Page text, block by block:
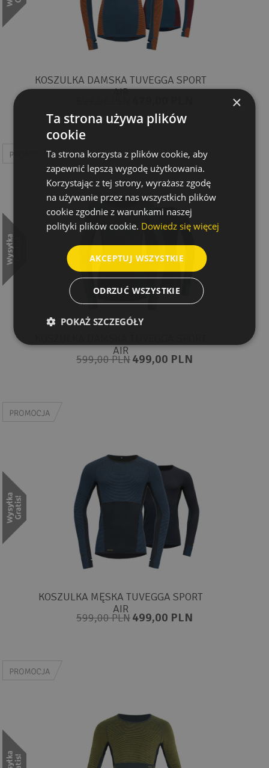
KOSZULKA DAMSKA TUVEGGA SPORT
AIR
AIR
599,00 PLN499,00 PLN
KOSZULKA MĘSKA TUVEGGA SPORT
AIR
599,00 PLN499,00 PLN
×
Ta strona używa plików
cookie
Ta strona korzysta z plików cookie, aby
zapewnić lepszą wygodę użytkowania.
Korzystając z tej strony, wyrażasz zgodę
na używanie przez nas wszystkich plików
cookie zgodnie z warunkami naszej
polityki plików cookie. Dowiedz się więcej
AKCEPTUJ WSZYSTKIE
ODRZUĆ WSZYSTKIE
POKAŻ SZCZEGÓŁY